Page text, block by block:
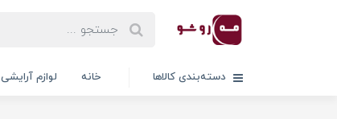
دسته‌بندی کالاها خانه لوازم آرایشی